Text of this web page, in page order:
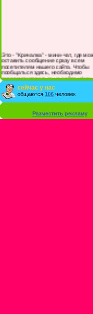
Это - "Кричалка" - мини-чат, где
оставить сообщение сразу всем
посетителям нашего сайта. Чтобы
пообщаться здесь, необходимо
зарегистрироваться на сайте и/или
своими логином и паролем.
сейчас у нас
общаются 106 человек
Разместить рекламу